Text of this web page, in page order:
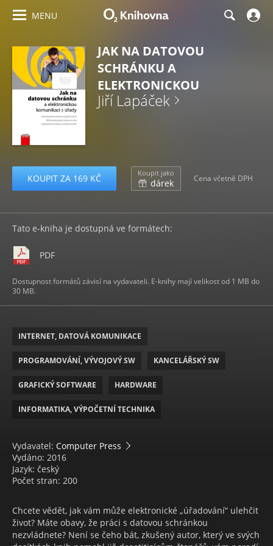
MENU
JAK NA DATOVOU
SCHRÁNKU A
ELEKTRONICKOU
Jiří Lapáček
KOUPIT ZA 169 KČ Koupit jako
dárek Cena včetně DPH
Tato e-kniha je dostupná ve formátech:
PDF
Dostupnost formátů závisí na vydavateli. E-knihy mají velikost od 1 MB do
30 MB.
INTERNET, DATOVÁ KOMUNIKACE
PROGRAMOVÁNÍ, VÝVOJOVÝ SW KANCELÁŘSKÝ SW
GRAFICKÝ SOFTWARE HARDWARE
INFORMATIKA, VÝPOČETNÍ TECHNIKA
Vydavatel: Computer Press
Vydáno: 2016
Jazyk: český
Počet stran: 200
Chcete vědět, jak vám může elektronické „úřadování“ ulehčit
život? Máte obavy, že práci s datovou schránkou
nezvládnete? Není se čeho bát, zkušený autor, který ve svých